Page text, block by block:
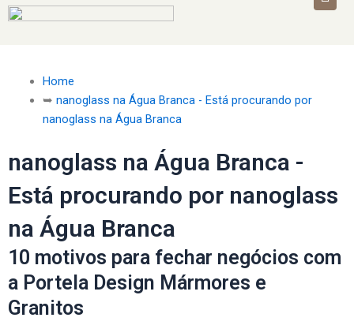
Home
➥ nanoglass na Água Branca - Está procurando por
nanoglass na Água Branca
nanoglass na Água Branca -
Está procurando por nanoglass
na Água Branca
10 motivos para fechar negócios com
a Portela Design Mármores e
Granitos